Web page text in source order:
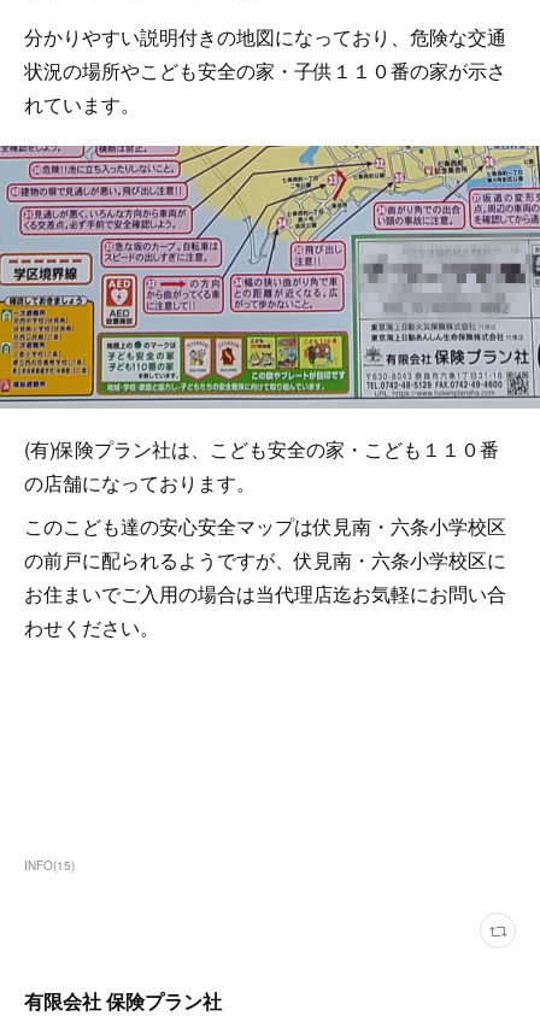
分かりやすい説明付きの地図になっており、危険な交通
状況の場所やこども安全の家・子供１１０番の家が示さ
れています。
(有)保険プラン社は、こども安全の家・こども１１０番
の店舗になっております。
このこども達の安心安全マップは伏見南・六条小学校区
の前戸に配られるようですが、伏見南・六条小学校区に
お住まいでご入用の場合は当代理店迄お気軽にお問い合
わせください。
INFO(15)
有限会社 保険プラン社